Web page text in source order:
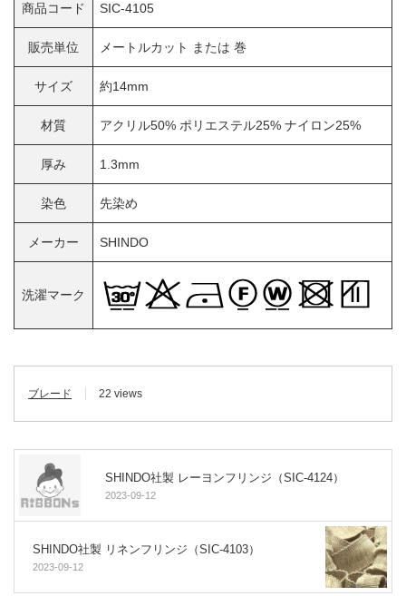
商品コード SIC-4105
販売単位 メートルカット または 巻
サイズ 約14mm
材質 アクリル50% ポリエステル25% ナイロン25%
厚み 1.3mm
染色 先染め
メーカー SHINDO
洗濯マーク
ブレード 22 views
SHINDO社製 レーヨンフリンジ（SIC-4124）
2023-09-12
SHINDO社製 リネンフリンジ（SIC-4103）
2023-09-12